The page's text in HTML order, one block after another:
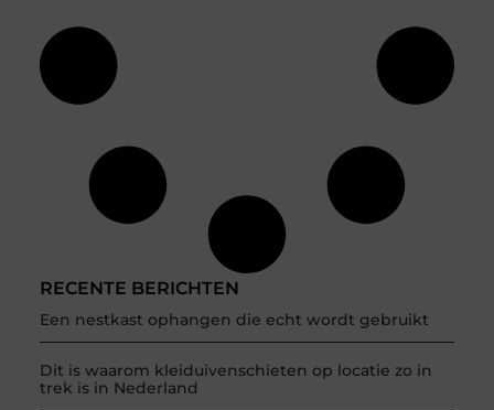
RECENTE BERICHTEN
Een nestkast ophangen die echt wordt gebruikt
Dit is waarom kleiduivenschieten op locatie zo in
trek is in Nederland